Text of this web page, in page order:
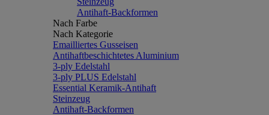
Antihaft-Backformen
Nach Farbe
Nach Kategorie
Emailliertes Gusseisen
Antihaftbeschichtetes Aluminium
3-ply Edelstahl
3-ply PLUS Edelstahl
Essential Keramik-Antihaft
Steinzeug
Antihaft-Backformen